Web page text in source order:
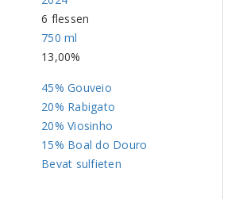
6 flessen
750 ml
13,00%
45% Gouveio
20% Rabigato
20% Viosinho
15% Boal do Douro
Bevat sulfieten